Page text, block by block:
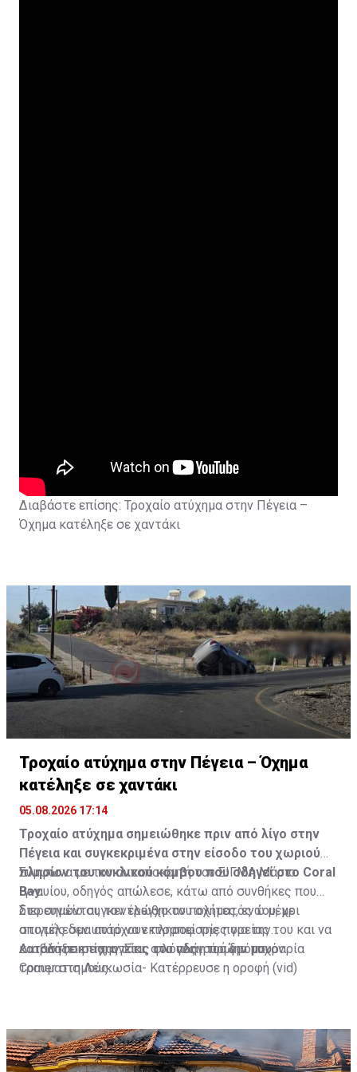
Διαβάστε επίσης: Τροχαίο ατύχημα στην Πέγεια –
Όχημα κατέληξε σε χαντάκι
Τροχαίο ατύχημα στην Πέγεια – Όχημα
κατέληξε σε χαντάκι
05.08.2026 17:14
Τροχαίο ατύχημα σημειώθηκε πριν από λίγο στην
Πέγεια και συγκεκριμένα στην είσοδο του χωριού
πλησίον του κυκλικού κόμβου που οδηγεί στο Coral
Bay.
Σύμφωνα με τον ανταποκριτή του ΣΙΓΜΑ Μάριο
Ιγναυίου, οδηγός απώλεσε, κάτω από συνθήκες που
διερευνώνται, τον έλεγχο του οχήματός του, με
αποτέλεσμα αυτό να εκτραπεί της πορείας του και να
καταλήξει σε χαντάκι, στο πλάι του δρόμου.
Στο σημείο συγκεντρώθηκαν πολίτες, ενώ μέχρι
στιγμής δεν υπάρχουν πληροφορίες για την
κατάσταση της υγείας του οδηγού ή για τυχόν
τραυματισμούς.
Διαβάστε επίσης:Στις φλόγες η πρώην μπυραρία
Corner στη Λευκωσία- Κατέρρευσε η οροφή (vid)